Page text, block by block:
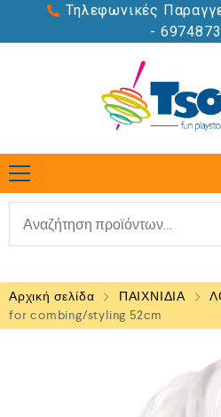
Τηλεφωνικές
-
Αρχική σελίδα ΠΑΙΧΝΙΔΙΑ
for combing/styling 52cm